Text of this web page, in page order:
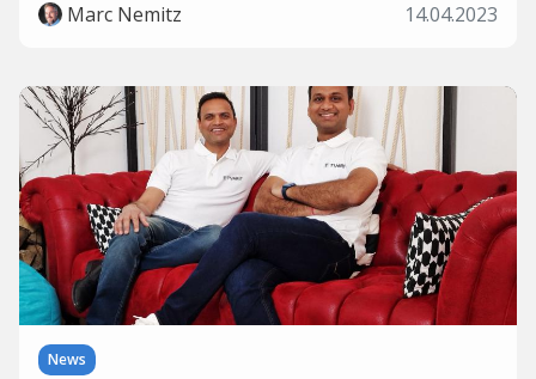
Marc Nemitz
14.04.2023
News